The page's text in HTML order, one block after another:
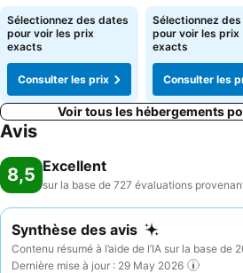
Sélectionnez des dates
pour voir les prix
exacts
Consulter les prix
Sélectionnez
pour voir les prix
exacts
Consulter les
Voir tous les hébergements
Avis
8,5 Excellent
sur la base de 727 évaluations
Synthèse des avis
Contenu résumé à l’aide de l’IA sur la base de
Dernière mise à jour : 29 May 2026